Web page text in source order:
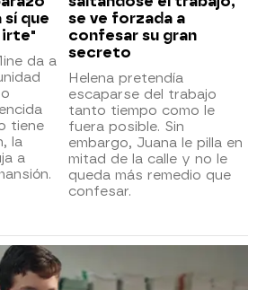
sí que
irte"
da a
tiene
la
a
se ve forzada a
confesar su gran
secreto
Helena pretendía
escaparse del trabajo
tanto tiempo como le
fuera posible. Sin
embargo, Juana le pilla en
mitad de la calle y no le
queda más remedio que
confesar.